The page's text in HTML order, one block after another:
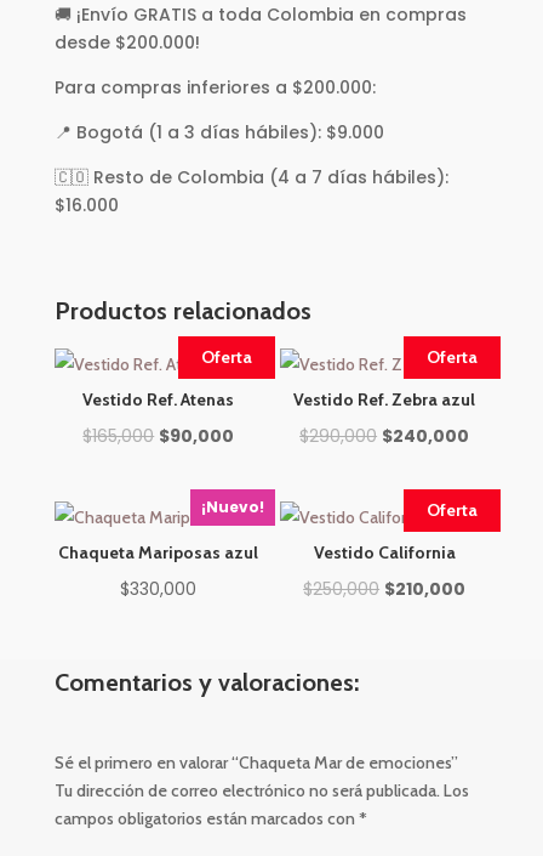
🚚 ¡Envío GRATIS a toda Colombia en compras
desde $200.000!
Para compras inferiores a $200.000:
📍 Bogotá (1 a 3 días hábiles): $9.000
🇨🇴 Resto de Colombia (4 a 7 días hábiles):
$16.000
Productos relacionados
Oferta
Vestido Ref. Atenas
$165,000 El
original
era:
$165,000.
$90,000
actual
es:
$90,000.
Oferta
Vestido Ref. Zebra azul
$290,000 El
original
era:
$290,000.
$240,000
actual
es:
¡Nuevo!
Chaqueta Mariposas azul
$330,000
Oferta
Vestido California
$250,000 El
$210,000
Comentarios y valoraciones:
Sé el primero en valorar “Chaqueta Mar de emociones”
Tu dirección de correo electrónico no será publicada. Los
campos obligatorios están marcados con *